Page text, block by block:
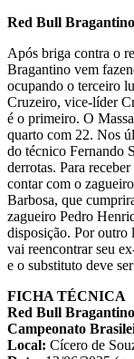
Red Bull Bragantino
Após briga contra o
Bragantino vem
ocupando o terceiro
Cruzeiro, vice-líder
é o primeiro. O
quarto com 22. Nos
do técnico Fernando
derrotas. Para
contar com o
Barbosa, que
zagueiro Pedro
disposição. Por outro
vai reencontrar seu
e o substituto deve
FICHA TÉCNICA
Red Bull
Campeonato
Local: Cícero de